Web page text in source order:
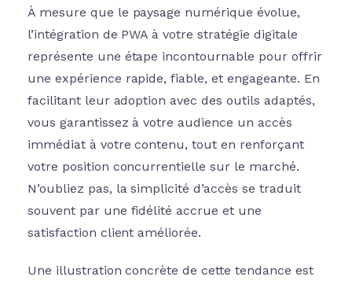
À mesure que le paysage numérique évolue,
l’intégration de PWA à votre stratégie digitale
représente une étape incontournable pour offrir
une expérience rapide, fiable, et engageante. En
facilitant leur adoption avec des outils adaptés,
vous garantissez à votre audience un accès
immédiat à votre contenu, tout en renforçant
votre position concurrentielle sur le marché.
N’oubliez pas, la simplicité d’accès se traduit
souvent par une fidélité accrue et une
satisfaction client améliorée.
Une illustration concrète de cette tendance est